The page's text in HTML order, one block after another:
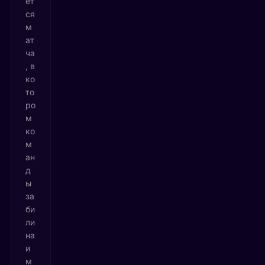
ся
м
ат
ча
, в
ко
то
ро
м
ко
м
ан
д
ы
за
би
ли
на
и
м